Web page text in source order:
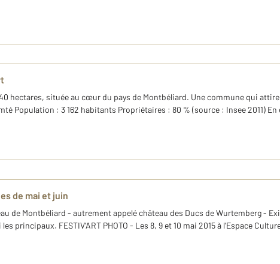
hectares, située au cœur du pays de Montbéliard. Une commune qui
Population : 3 162 habitants Propriétaires : 80 % (source : Insee 2011) En
de mai et juin
de Montbéliard - autrement appelé château des Ducs de Wurtemberg -
principaux. FESTIV'ART PHOTO - Les 8, 9 et 10 mai 2015 à l'Espace